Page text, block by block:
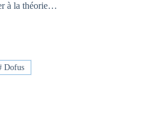
à la théorie…
Dofus